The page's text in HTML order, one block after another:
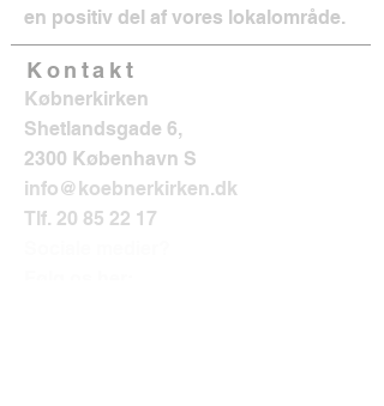
en positiv del af vores lokalområde.
Kontakt
Købnerkirken
Shetlandsgade 6,
2300 København S
info@koebnerkirken.dk
Tlf. 20 85 22 17